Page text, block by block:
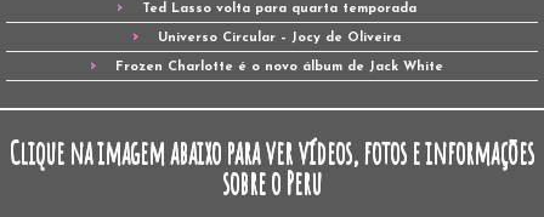
Ted Lasso volta para quarta temporada
Universo Circular – Jocy de Oliveira
Frozen Charlotte é o novo álbum de Jack White
Clique na imagem abaixo para ver vídeos, fotos e informações
sobre o Peru